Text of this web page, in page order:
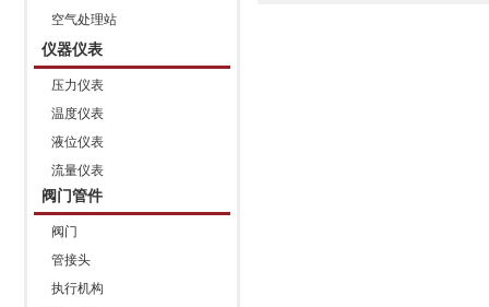
空气处理站
仪器仪表
压力仪表
温度仪表
液位仪表
流量仪表
阀门管件
阀门
管接头
执行机构